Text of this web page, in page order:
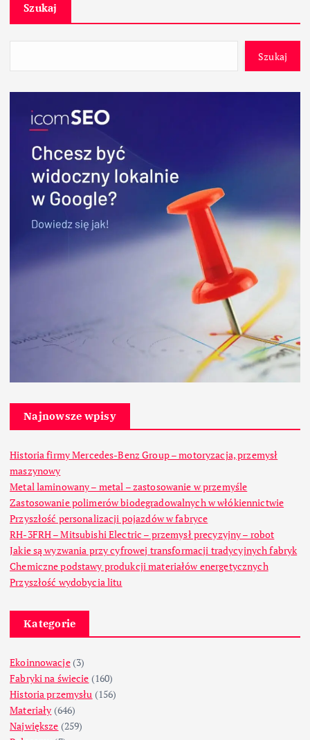
Szukaj
Szukaj
Najnowsze wpisy
Historia firmy Mercedes-Benz Group – motoryzacja, przemysł
maszynowy
Metal laminowany – metal – zastosowanie w przemyśle
Zastosowanie polimerów biodegradowalnych w włókiennictwie
Przyszłość personalizacji pojazdów w fabryce
RH-3FRH – Mitsubishi Electric – przemysł precyzyjny – robot
Jakie są wyzwania przy cyfrowej transformacji tradycyjnych fabryk
Chemiczne podstawy produkcji materiałów energetycznych
Przyszłość wydobycia litu
Kategorie
Ekoinnowacje(3)
Fabryki na świecie (160)
Historia przemysłu (156)
Materiały (646)
Największe (259)